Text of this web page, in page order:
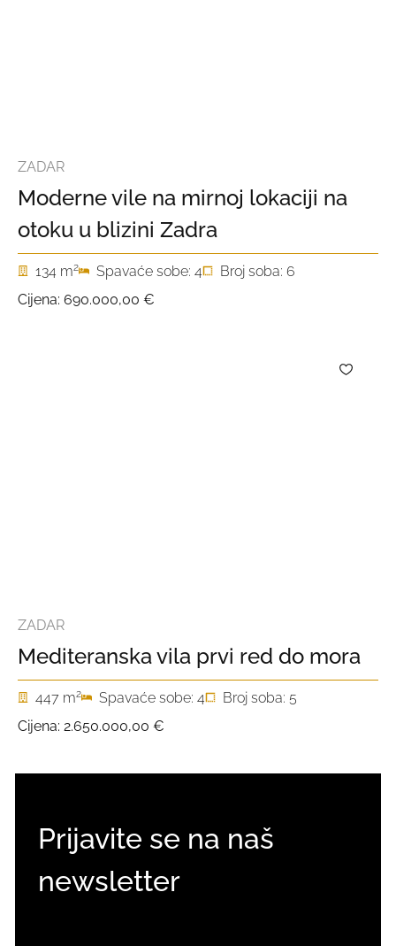
ZADAR
Moderne vile na mirnoj lokaciji na
otoku u blizini Zadra
134 m2 Spavaće sobe: 4
Broj soba: 6
Cijena: 690.000,00 €
ZADAR
Mediteranska vila prvi red do mora
447 m2 Spavaće sobe: 4
Broj soba: 5
Cijena: 2.650.000,00 €
Prijavite se na naš
newsletter